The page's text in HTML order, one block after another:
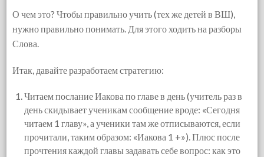
О чем это? Чтобы правильно учить (тех же детей в ВШ),
нужно правильно понимать. Для этого ходить на разборы
Слова.
Итак, давайте разработаем стратегию:
Читаем послание Иакова по главе в день (учитель раз в
день скидывает ученикам сообщение вроде: «Сегодня
читаем 1 главу», а ученики там же отписываются, если
прочитали, таким образом: «Иакова 1 +»). Плюс после
прочтения каждой главы задавать себе вопрос: как это